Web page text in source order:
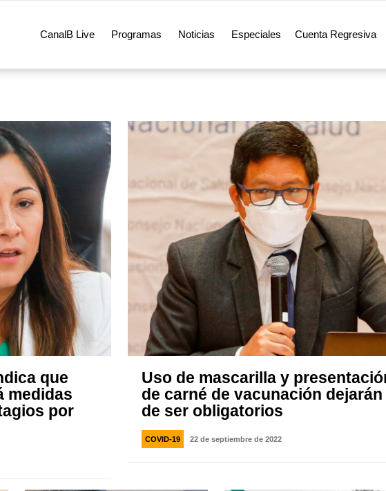
CanalB Live Programas Noticias Especiales Cuenta Regresiva
que
medidas
por
Uso de mascarilla y
de carné de vacunación dejarán
de ser obligatorios
COVID-19 22 de septiembre de 2022